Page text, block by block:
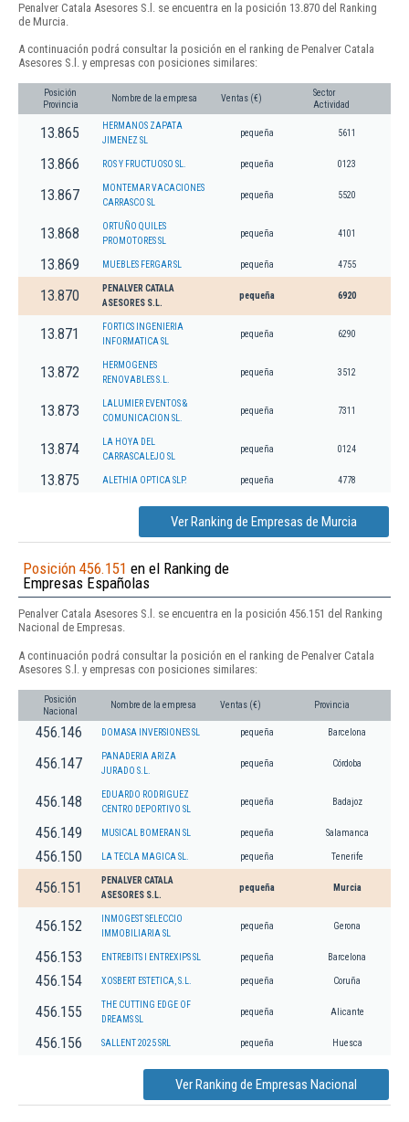
Penalver Catala Asesores S.l. se encuentra en la posición 13.870 del Ranking
de Murcia.
A continuación podrá consultar la posición en el ranking de Penalver Catala
Asesores S.l. y empresas con posiciones similares:
Posición
Provincia
Nombre de la empresa Ventas (€)
Sector
Actividad
13.865
HERMANOS ZAPATA
JIMENEZ SL
pequeña 5611
13.866 ROS Y FRUCTUOSO SL. pequeña 0123
13.867
MONTEMAR VACACIONES
CARRASCO SL
pequeña 5520
13.868
ORTUÑO QUILES
PROMOTORES SL
pequeña 4101
13.869 MUEBLES FERGAR SL pequeña 4755
13.870
PENALVER CATALA
ASESORES S.L.
pequeña 6920
13.871
FORTICS INGENIERIA
INFORMATICA SL
pequeña 6290
13.872
HERMOGENES
RENOVABLES S.L.
pequeña 3512
13.873
LALUMIER EVENTOS &
COMUNICACION SL.
pequeña 7311
13.874
LA HOYA DEL
CARRASCALEJO SL
pequeña 0124
13.875 ALETHIA OPTICA SLP. pequeña 4778
Ver Ranking de Empresas de Murcia
Posición 456.151 en el Ranking de
Empresas Españolas
Penalver Catala Asesores S.l. se encuentra en la posición 456.151 del Ranking
Nacional de Empresas.
A continuación podrá consultar la posición en el ranking de Penalver Catala
Asesores S.l. y empresas con posiciones similares:
Posición
Nacional
Nombre de la empresa Ventas (€) Provincia
456.146 DOMASA INVERSIONES SL pequeña Barcelona
456.147
PANADERIA ARIZA
JURADO S.L.
pequeña Córdoba
456.148
EDUARDO RODRIGUEZ
CENTRO DEPORTIVO SL
pequeña Badajoz
456.149 MUSICAL BOMERAN SL pequeña Salamanca
456.150 LA TECLA MAGICA SL. pequeña Tenerife
456.151
PENALVER CATALA
ASESORES S.L.
pequeña Murcia
456.152
INMOGEST SELECCIO
IMMOBILIARIA SL
pequeña Gerona
456.153 ENTREBITS I ENTREXIPS SL pequeña Barcelona
456.154 XOSBERT ESTETICA, S.L. pequeña Coruña
456.155
THE CUTTING EDGE OF
DREAMS SL
pequeña Alicante
456.156 SALLENT 2025 SRL pequeña Huesca
Ver Ranking de Empresas Nacional